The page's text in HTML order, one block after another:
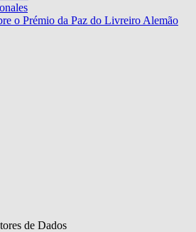
o Prémio da Paz do Livreiro Alemão
de Dados